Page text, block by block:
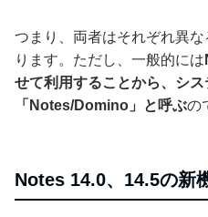
つまり、両者はそれぞれ異
ります。ただし、一般的には
せて利用することから、シス
「Notes/Domino」と呼ぶの
Notes 14.0、14.5の新